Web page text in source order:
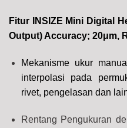
Fitur INSIZE Mini Digital
Output) Accuracy; 20μm,
Mekanisme ukur
interpolasi pada
rivet, pengelasan dan
Rentang Pengukuran